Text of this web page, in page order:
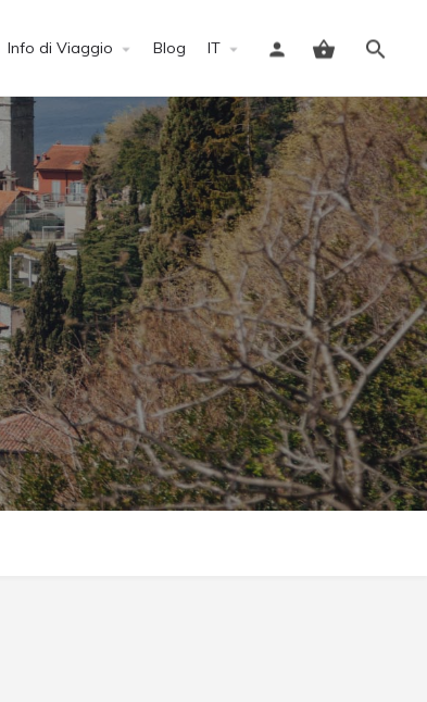
Info di Viaggio Blog IT
Accedi